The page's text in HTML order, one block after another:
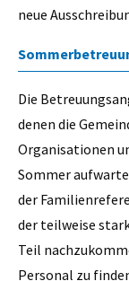
neue
Die
denen die
Organisationen
Sommer
der
der teilweise
Teil
Personal zu